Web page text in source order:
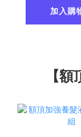
加入購
【